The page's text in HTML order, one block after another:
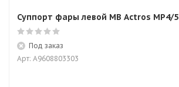
Суппорт фары левой MB Actros MP4/5
Под заказ
Арт: A9608803303